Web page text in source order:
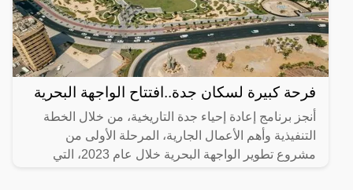
فرحة كبيرة لسكان جدة..افتتاح الواجهة البحرية
أنجز برنامج إعادة إحياء جدة التاريخية، من خلال الخطة
التنفيذية وأهم الأعمال الجارية، المرحلة الأولى من
مشروع تطوير الواجهة البحرية خلال عام 2023، التي